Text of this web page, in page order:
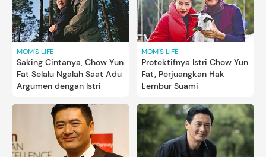
MOM'S LIFE
Saking Cintanya, Chow Yun
Fat Selalu Ngalah Saat Adu
Argumen dengan Istri
MOM'S LIFE
Protektifnya Istri Chow Yun
Fat, Perjuangkan Hak
Lembur Suami